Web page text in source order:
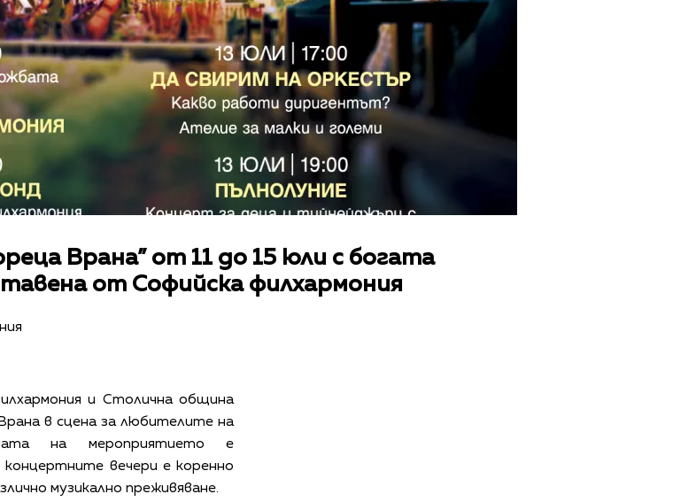
Врана” от 11 до 15 юли с богата
от Софийска филхармония
и Столична община
в сцена за любителите на
на мероприятието е
вечери е коренно
музикално преживяване.